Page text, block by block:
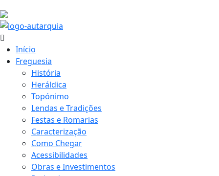
Início
Freguesia
História
Heráldica
Topónimo
Lendas e Tradições
Festas e Romarias
Caracterização
Como Chegar
Acessibilidades
Obras e Investimentos